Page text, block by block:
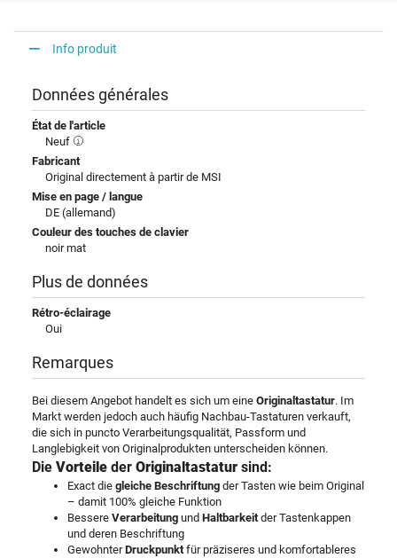
Info produit
Données générales
État de l'article
Neuf
Fabricant
Original directement à partir de MSI
Mise en page / langue
DE (allemand)
Couleur des touches de clavier
noir mat
Plus de données
Rétro-éclairage
Oui
Remarques
Bei diesem Angebot handelt es sich um eine Originaltastatur. Im
Markt werden jedoch auch häufig Nachbau-Tastaturen verkauft,
die sich in puncto Verarbeitungsqualität, Passform und
Langlebigkeit von Originalprodukten unterscheiden können.
Die Vorteile der Originaltastatur sind:
Exact die gleiche Beschriftung der Tasten wie beim Original
– damit 100% gleiche Funktion
Bessere Verarbeitung und Haltbarkeitder Tastenkappen
und deren Beschriftung
GewohnterDruckpunktfür präziseres und komfortableres